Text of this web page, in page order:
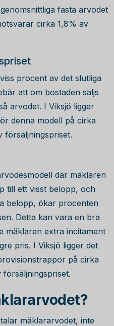
fasta arvodet
cirka 1,8% av
procent av det slutliga
att om bostaden säljs
arvodet. I Viksjö ligger
denna modell på cirka
försäljningspriset.
där mäklaren
till ett visst belopp, och
belopp, ökar procenten
Detta kan vara en bra
mäklaren extra incitament
pris. I Viksjö ligger det
på cirka
mäklararvodet, inte